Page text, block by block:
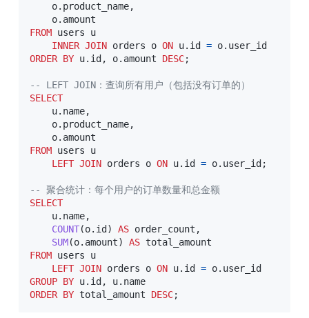
    o
. product_name,
    o
.
FROM users u
INNER JOIN orders o ON u. id = o.
ORDER BY u. id , o. amount DESC;
-- LEFT JOIN：查询所有用户（包括没有订单的）
SELECT
    u
. name,
    o
. product_name,
    o
.
FROM users u
LEFT JOIN orders o ON u. id = o. user_id ;
-- 聚合统计：每个用户的订单数量和总金额
SELECT
    u
. name,
COUNT(o. id ) AS order_count ,
SUM(o. amount) AS
FROM users u
LEFT JOIN orders o ON u. id = o.
GROUP BY u. id , u.
ORDER BY total_amount DESC;